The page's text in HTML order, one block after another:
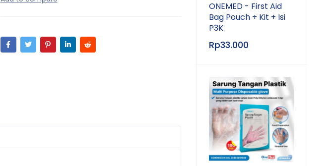
ONEMED - First Aid
Bag Pouch + Kit + Isi
P3K
Rp33.000